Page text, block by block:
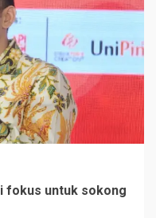
fokus untuk sokong